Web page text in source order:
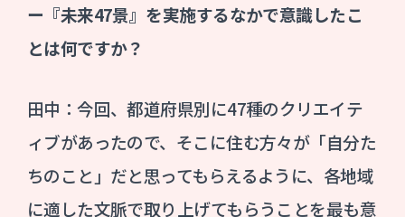
ー『未来47景』を実施するなかで意識したこ
とは何ですか？
田中：今回、都道府県別に47種のクリエイテ
ィブがあったので、そこに住む方々が「自分た
ちのこと」だと思ってもらえるように、各地域
に適した文脈で取り上げてもらうことを最も意